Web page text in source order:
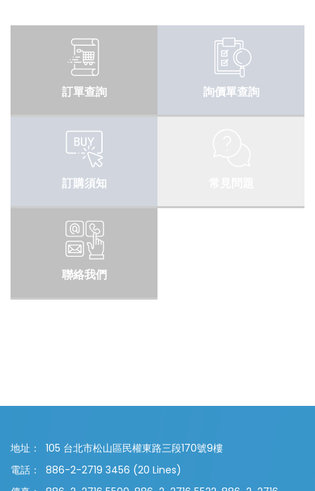
訂單查詢 詢價單查詢
訂購須知
聯絡我們
地址：
105 台北市松山區民權東路三段170號9樓
電話：
886-2-2719 3456 (20 Lines)